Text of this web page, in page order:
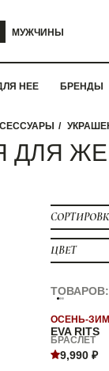
МУЖЧИНЫ
НЕЕ БРЕНДЫ
ДЛЯ
ЦВЕТ
ТОВАРОВ:
EVA RITS
ОСЕНЬ-
БРАСЛЕТ
9,990 ₽